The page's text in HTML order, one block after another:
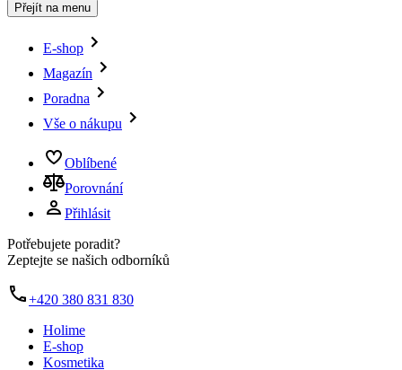
Přejít na menu
E-shop
Magazín
Poradna
Vše o nákupu
Oblíbené
Porovnání
Přihlásit
Potřebujete poradit?
Zeptejte se našich odborníků
+420 380 831 830
Holime
E-shop
Kosmetika